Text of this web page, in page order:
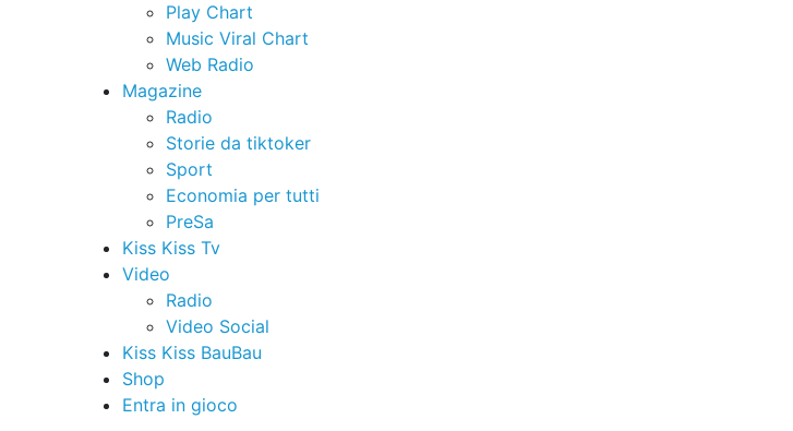
Play Chart
Music Viral Chart
Web Radio
Magazine
Radio
Storie da tiktoker
Sport
Economia per tutti
PreSa
Kiss Kiss Tv
Video
Radio
Video Social
Kiss Kiss BauBau
Shop
Entra in gioco